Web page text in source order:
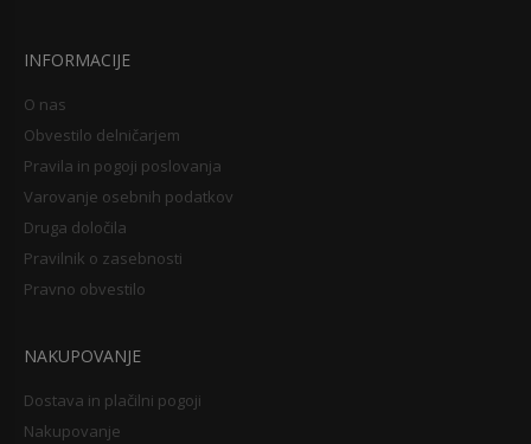
INFORMACIJE
O nas
Obvestilo delničarjem
Pravila in pogoji poslovanja
Varovanje osebnih podatkov
Druga določila
Pravilnik o zasebnosti
Pravno obvestilo
NAKUPOVANJE
Dostava in plačilni pogoji
Nakupovanje